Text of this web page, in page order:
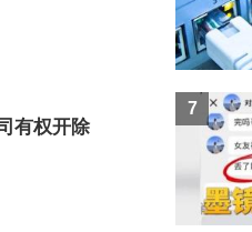
有权开除
7